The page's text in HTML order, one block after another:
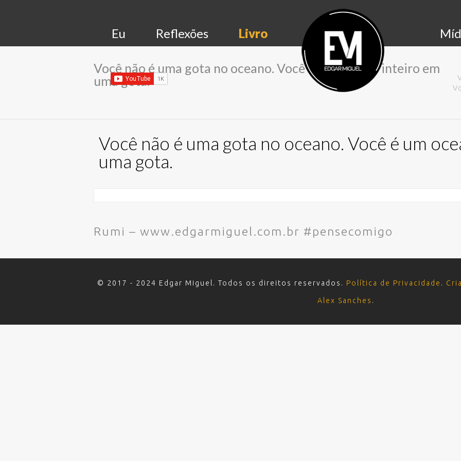
Eu Reflexões Livro
Você não é uma gota no oceano. Você é um oceano inteiro em
uma gota.
Você não é uma gota no oceano. Você é um
uma gota.
Rumi – www.edgarmiguel.com.br #pensecomigo
© 2017 - 2024 Edgar Miguel. Todos os direitos reservados. Política de Privacidade .
Alex Sanches .